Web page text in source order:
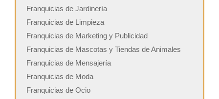
Franquicias de Jardinería
Franquicias de Limpieza
Franquicias de Marketing y Publicidad
Franquicias de Mascotas y Tiendas de Animales
Franquicias de Mensajería
Franquicias de Moda
Franquicias de Ocio